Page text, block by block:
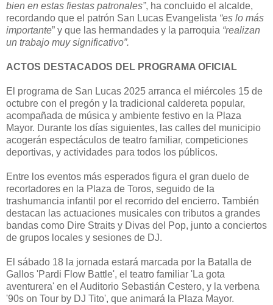
bien en estas fiestas patronales”, ha concluido el alcalde,
recordando que el patrón San Lucas Evangelista “es lo más
importante” y que las hermandades y la parroquia “realizan
un trabajo muy significativo”.
ACTOS DESTACADOS DEL PROGRAMA OFICIAL
El programa de San Lucas 2025 arranca el miércoles 15 de
octubre con el pregón y la tradicional caldereta popular,
acompañada de música y ambiente festivo en la Plaza
Mayor. Durante los días siguientes, las calles del municipio
acogerán espectáculos de teatro familiar, competiciones
deportivas, y actividades para todos los públicos.
Entre los eventos más esperados figura el gran duelo de
recortadores en la Plaza de Toros, seguido de la
trashumancia infantil por el recorrido del encierro. También
destacan las actuaciones musicales con tributos a grandes
bandas como Dire Straits y Divas del Pop, junto a conciertos
de grupos locales y sesiones de DJ.
El sábado 18 la jornada estará marcada por la Batalla de
Gallos 'Pardi Flow Battle', el teatro familiar 'La gota
aventurera' en el Auditorio Sebastián Cestero, y la verbena
'90s on Tour by DJ Tito', que animará la Plaza Mayor.